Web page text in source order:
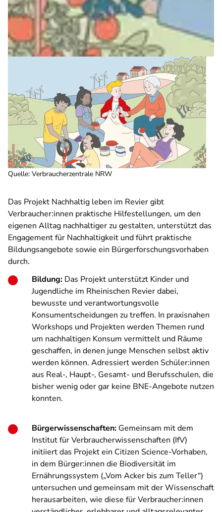
Quelle: Verbraucherzentrale NRW
Das Projekt Nachhaltig leben im Revier gibt
Verbraucher:innen praktische Hilfestellungen, um den
eigenen Alltag nachhaltiger zu gestalten, unterstützt das
Engagement für Nachhaltigkeit und führt praktische
Bildungsangebote sowie ein Bürgerforschungsvorhaben
durch.
Bildung: Das Projekt unterstützt Kinder und
Jugendliche im Rheinischen Revier dabei,
bewusste und verantwortungsvolle
Konsumentscheidungen zu treffen. In praxisnahen
Workshops und Projekten werden Themen rund
um nachhaltigen Konsum vermittelt und Räume
geschaffen, in denen junge Menschen selbst aktiv
werden können. Adressiert werden Schüler:innen
aus Real-, Haupt-, Gesamt- und Berufsschulen, die
bisher wenig oder gar keine BNE-Angebote nutzen
konnten.
Bürgerwissenschaften: Gemeinsam mit dem
Institut für Verbraucherwissenschaften (IfV)
initiiert das Projekt ein Citizen Science-Vorhaben,
in dem Bürger:innen die Biodiversität im
Ernährungssystem („Vom Acker bis zum Teller“)
untersuchen und gemeinsam mit der Wissenschaft
herausarbeiten, wie diese für Verbraucher:innen